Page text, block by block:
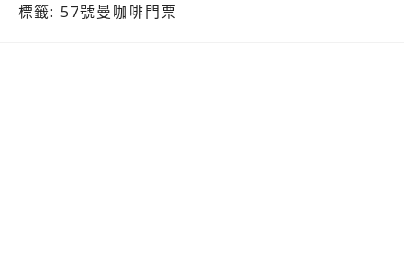
標籤: 57號曼咖啡門票